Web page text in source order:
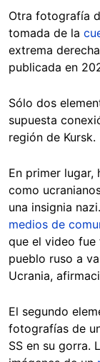
Otra fotografía
tomada de la
extrema
publicada en
Sólo dos
supuesta
región de Kursk.
En primer
como
una insignia
medios de
que el video
pueblo ruso a
Ucrania,
El segundo
fotografías de
SS en su gorra.